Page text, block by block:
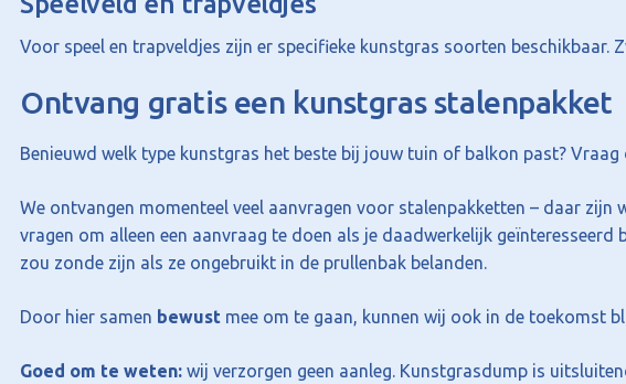
Voor speel en trapveldjes zijn er specifieke kunstgras soorten
Ontvang gratis een kunstgras stalenpakket
Benieuwd welk type kunstgras het beste bij jouw tuin of balkon past? Vraag
We ontvangen momenteel veel aanvragen voor stalenpakketten – daar
vragen om alleen een aanvraag te doen als je daadwerkelijk
zou zonde zijn als ze ongebruikt in de prullenbak belanden.
Door hier samen bewust mee om te gaan, kunnen wij ook in de toekomst
Goed om te weten: wij verzorgen geen aanleg. Kunstgrasdump is